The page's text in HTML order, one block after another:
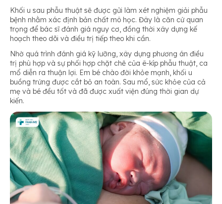
Khối u sau phẫu thuật sẽ được gửi làm xét nghiệm giải phẫu
bệnh nhằm xác định bản chất mô học. Đây là căn cứ quan
trọng để bác sĩ đánh giá nguy cơ, đồng thời xây dựng kế
hoạch theo dõi và điều trị tiếp theo khi cần.
Nhờ quá trình đánh giá kỹ lưỡng, xây dựng phương án điều
trị phù hợp và sự phối hợp chặt chẽ của ê-kíp phẫu thuật, ca
mổ diễn ra thuận lợi. Em bé chào đời khỏe mạnh, khối u
buồng trứng được cắt bỏ an toàn. Sau mổ, sức khỏe của cả
mẹ và bé đều tốt và đã được xuất viện đúng thời gian dự
kiến.